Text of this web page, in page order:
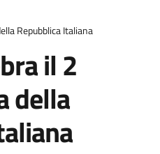
Repubblica Italiana
il 2
della